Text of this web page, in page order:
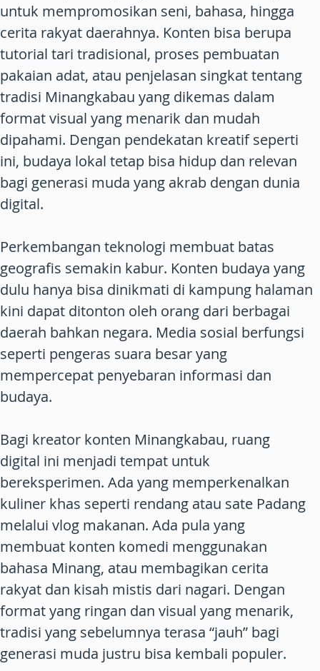
untuk mempromosikan seni, bahasa, hingga
cerita rakyat daerahnya. Konten bisa berupa
tutorial tari tradisional, proses pembuatan
pakaian adat, atau penjelasan singkat tentang
tradisi Minangkabau yang dikemas dalam
format visual yang menarik dan mudah
dipahami. Dengan pendekatan kreatif seperti
ini, budaya lokal tetap bisa hidup dan relevan
bagi generasi muda yang akrab dengan dunia
digital.
Perkembangan teknologi membuat batas
geografis semakin kabur. Konten budaya yang
dulu hanya bisa dinikmati di kampung halaman
kini dapat ditonton oleh orang dari berbagai
daerah bahkan negara. Media sosial berfungsi
seperti pengeras suara besar yang
mempercepat penyebaran informasi dan
budaya.
Bagi kreator konten Minangkabau, ruang
digital ini menjadi tempat untuk
bereksperimen. Ada yang memperkenalkan
kuliner khas seperti rendang atau sate Padang
melalui vlog makanan. Ada pula yang
membuat konten komedi menggunakan
bahasa Minang, atau membagikan cerita
rakyat dan kisah mistis dari nagari. Dengan
format yang ringan dan visual yang menarik,
tradisi yang sebelumnya terasa “jauh” bagi
generasi muda justru bisa kembali populer.